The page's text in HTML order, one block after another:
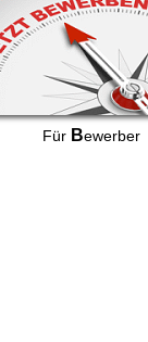
Für Bewerber